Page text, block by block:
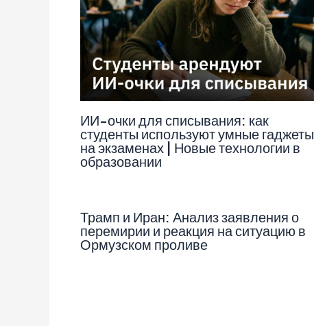
ИИ-очки для списывания: как
студенты используют умные гаджеты
на экзаменах | Новые технологии в
образовании
Трамп и Иран: Анализ заявления о
перемирии и реакция на ситуацию в
Ормузском проливе